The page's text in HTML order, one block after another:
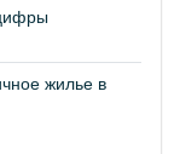
жилье в